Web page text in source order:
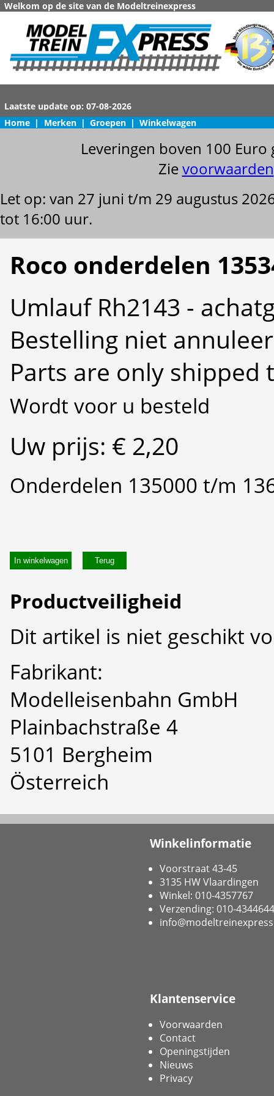
Welkom op de site van de Modeltreinexpress
Home | Merken | Groepen | Winkelwagen
Leveringen boven 100
Zievoorwaarden
Let op: van 27 juni t/m 29 augustus
tot 16:00 uur.
Roco onderdelen
Umlauf Rh2143 -
Bestelling niet
Parts are only shipped
Wordt voor u besteld
Uw prijs: € 2,20
Onderdelen 135000 t/m
In winkelwagen
Productveiligheid
Dit artikel is niet geschikt
Fabrikant:
Modelleisenbahn GmbH
Plainbachstraße 4
5101 Bergheim
Österreich
Winkelinformatie
Voorstraat 43-45
3135 HW Vlaardingen
Winkel: 010-4357767
Verzending: 010-4344644
Klantenservice
Voorwaarden
Contact
Openingstijden
Nieuws
Privacy